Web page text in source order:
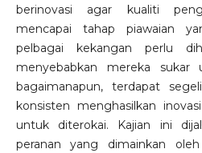
berinovasi agar kualiti
mencapai tahap piawaian
pelbagai kekangan perlu
menyebabkan mereka sukar
bagaimanapun, terdapat
konsisten menghasilkan
untuk diterokai. Kajian ini
peranan yang dimainkan